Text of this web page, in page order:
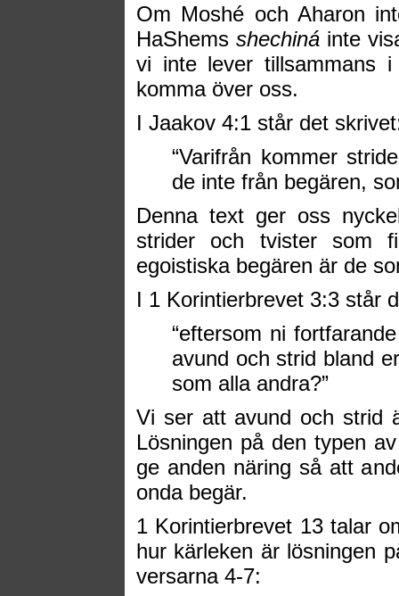
Om Moshé och Aharon
HaShems shechiná inte
vi inte lever tillsammans
komma över oss.
I Jaakov 4:1 står det
“Varifrån kommer
de inte från begären,
Denna text ger oss
strider och tvister som
egoistiska begären är de
I 1 Korintierbrevet 3:3 står
“eftersom ni
avund och strid bland
som alla andra?”
Vi ser att avund och strid
Lösningen på den typen
ge anden näring så att
onda begär.
1 Korintierbrevet 13 talar
hur kärleken är lösningen
versarna 4-7: